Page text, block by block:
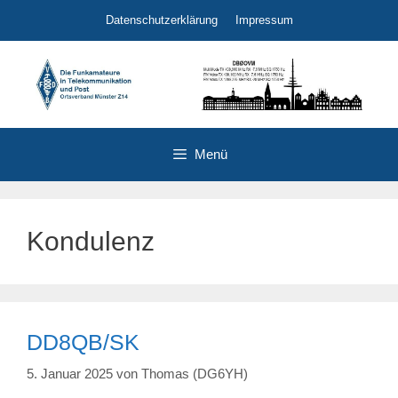
springen
Datenschutzerklärung Impressum
Menü
Kondulenz
DD8QB/SK
5. Januar 2025 von Thomas (DG6YH)